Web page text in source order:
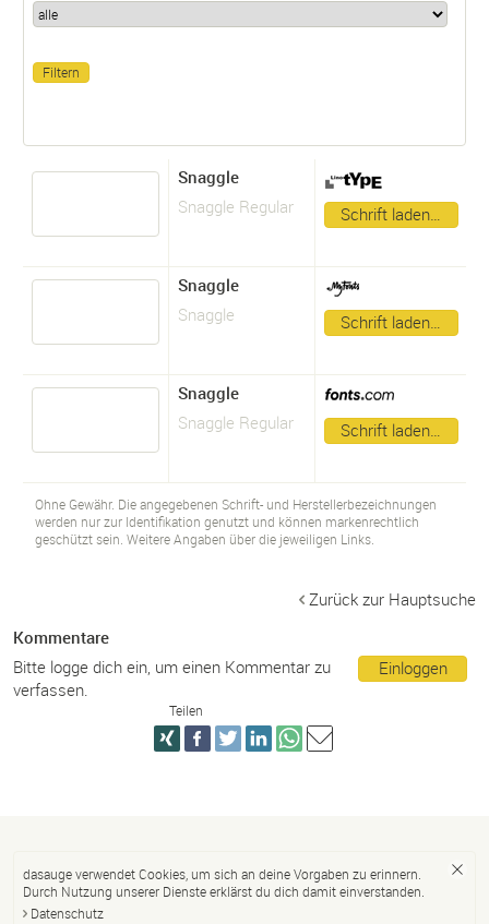
Snaggle
Snaggle Regular
Schrift laden…
Snaggle
Snaggle
Schrift laden…
Snaggle
Snaggle Regular
Schrift laden…
Ohne Gewähr. Die angegebenen Schrift- und Herstellerbezeichnungen
werden nur zur Identifikation genutzt und können markenrechtlich
geschützt sein. Weitere Angaben über die jeweiligen Links.
Zurück zur Hauptsuche
Kommentare
Einloggen
Bitte logge dich ein, um einen Kommentar zu
verfassen.
Teilen
dasauge verwendet Cookies, um sich an deine Vorgaben zu erinnern.
Durch Nutzung unserer Dienste erklärst du dich damit einverstanden.
Datenschutz